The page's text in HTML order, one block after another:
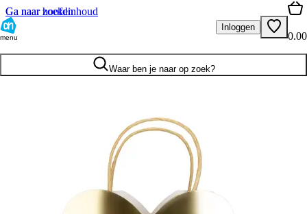
Ga naar hoofdinhoud
Ga naar zoeken
menu
Inloggen
0.00
Waar ben je naar op zoek?